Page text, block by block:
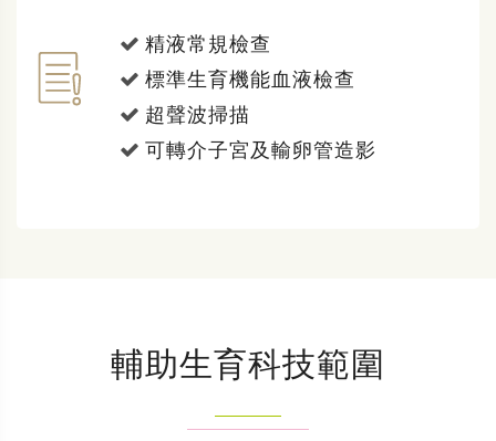
精液常規檢查
標準生育機能血液檢查
超聲波掃描
可轉介子宮及輸卵管造影
輔助生育科技範圍